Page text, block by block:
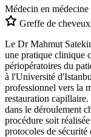
Médecin en médecine
Greffe de cheveux
Le Dr Mahmut
une pratique clinique
périopératoires du
à l'Université
professionnel vers la
restauration
dans le déroulement
procédure soit
protocoles de sécurité